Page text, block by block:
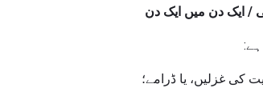
/ ایک دن میں ایک دن
کی غزلیں، یا ڈرامے؛